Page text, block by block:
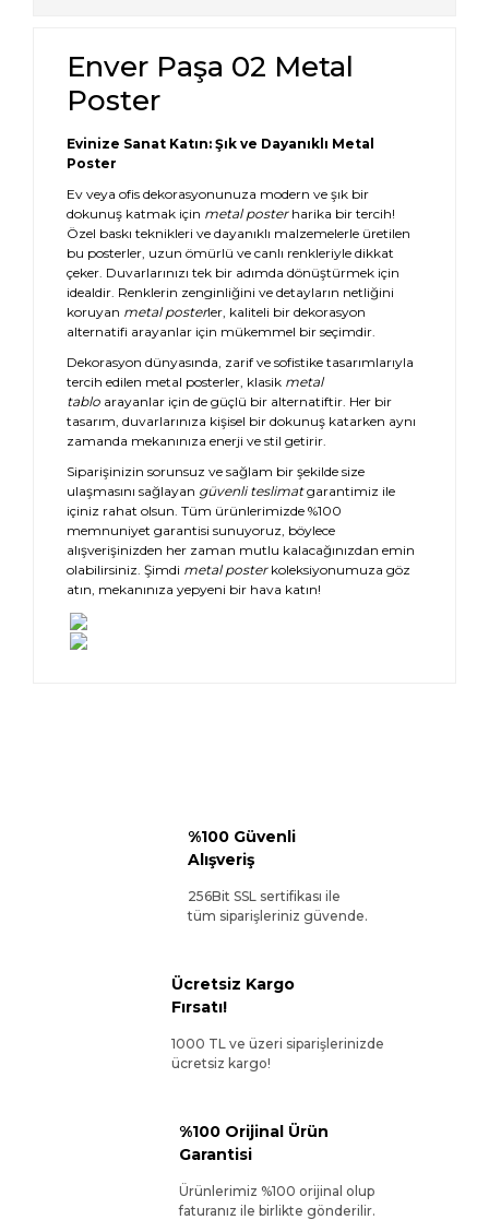
Enver Paşa 02 Metal
Poster
Evinize Sanat Katın: Şık ve Dayanıklı Metal
Poster
Ev veya ofis dekorasyonunuza modern ve şık bir
dokunuş katmak için metal posterharika bir tercih!
Özel baskı teknikleri ve dayanıklı malzemelerle üretilen
bu posterler, uzun ömürlü ve canlı renkleriyle dikkat
çeker. Duvarlarınızı tek bir adımda dönüştürmek için
idealdir. Renklerin zenginliğini ve detayların netliğini
koruyan metal posterler, kaliteli bir dekorasyon
alternatifi arayanlar için mükemmel bir seçimdir.
Dekorasyon dünyasında, zarif ve sofistike tasarımlarıyla
tercih edilen metal posterler, klasik metal
tablo arayanlar için de güçlü bir alternatiftir. Her bir
tasarım, duvarlarınıza kişisel bir dokunuş katarken aynı
zamanda mekanınıza enerji ve stil getirir.
Siparişinizin sorunsuz ve sağlam bir şekilde size
ulaşmasını sağlayan güvenli teslimatgarantimiz ile
içiniz rahat olsun. Tüm ürünlerimizde %100
memnuniyet garantisi sunuyoruz, böylece
alışverişinizden her zaman mutlu kalacağınızdan emin
olabilirsiniz. Şimdi metal posterkoleksiyonumuza göz
atın, mekanınıza yepyeni bir hava katın!
%100 Güvenli
Alışveriş
256Bit SSL sertifikası ile
tüm siparişleriniz güvende.
Ücretsiz Kargo
Fırsatı!
1000 TL ve üzeri siparişlerinizde
ücretsiz kargo!
%100 Orijinal Ürün
Garantisi
Ürünlerimiz %100 orijinal olup
faturanız ile birlikte gönderilir.